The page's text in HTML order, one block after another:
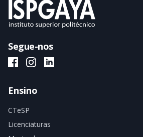
Segue-nos
ISPGAYA Facebook
ISPGAYA Instagram
ISPGAYA LinkedIn
Ensino
CTeSP
Licenciaturas